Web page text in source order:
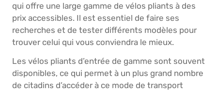
qui offre une large gamme de vélos pliants à des
prix accessibles. Il est essentiel de faire ses
recherches et de tester différents modèles pour
trouver celui qui vous conviendra le mieux.
Les vélos pliants d’entrée de gamme sont souvent
disponibles, ce qui permet à un plus grand nombre
de citadins d’accéder à ce mode de transport